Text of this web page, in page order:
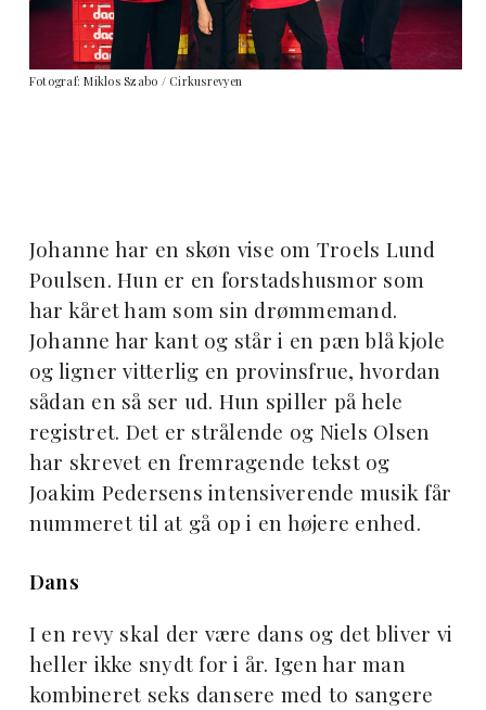
Fotograf: Miklos Szabo / Cirkusrevyen
Johanne har en skøn vise om Troels Lund
Poulsen. Hun er en forstadshusmor som
har kåret ham som sin drømmemand.
Johanne har kant og står i en pæn blå kjole
og ligner vitterlig en provinsfrue, hvordan
sådan en så ser ud. Hun spiller på hele
registret. Det er strålende og Niels Olsen
har skrevet en fremragende tekst og
Joakim Pedersens intensiverende musik får
nummeret til at gå op i en højere enhed.
Dans
I en revy skal der være dans og det bliver vi
heller ikke snydt for i år. Igen har man
kombineret seks dansere med to sangere